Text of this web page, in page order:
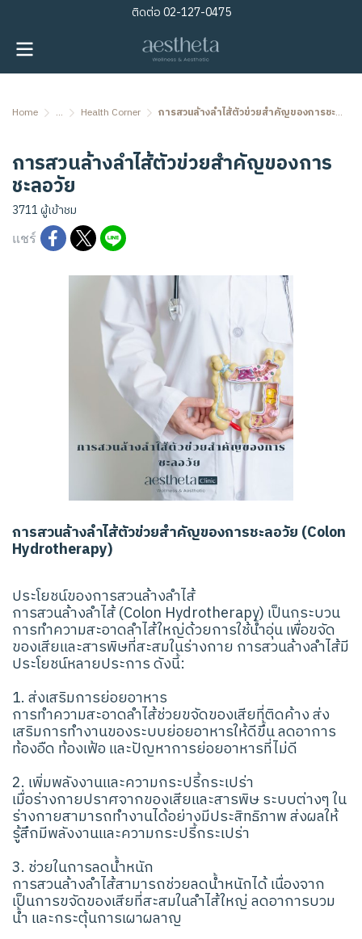
ติดต่อ02-127-0475
Home ... Health Corner การสวนล้างลำไส้ตัวข่วยสำคัญของการชะลอวัย
การสวนล้างลำไส้ตัวข่วยสำคัญของการ
ชะลอวัย
3711 ผู้เข้าชม
แชร์
การสวนล้างลำไส้ตัวข่วยสำคัญของการชะลอวัย (Colon
Hydrotherapy)
ประโยชน์ของการสวนล้างลำไส้
การสวนล้างลำไส้ (Colon Hydrotherapy) เป็นกระบวน
การทำความสะอาดลำไส้ใหญ่ด้วยการใช้น้ำอุ่น เพื่อขจัด
ของเสียและสารพิษที่สะสมในร่างกาย การสวนล้างลำไส้มี
ประโยชน์หลายประการ ดังนี้:
1. ส่งเสริมการย่อยอาหาร
การทำความสะอาดลำไส้ช่วยขจัดของเสียที่ติดค้าง ส่ง
เสริมการทำงานของระบบย่อยอาหารให้ดีขึ้น ลดอาการ
ท้องอืด ท้องเฟ้อ และปัญหาการย่อยอาหารที่ไม่ดี
2. เพิ่มพลังงานและความกระปรี้กระเปร่า
เมื่อร่างกายปราศจากของเสียและสารพิษ ระบบต่างๆ ใน
ร่างกายสามารถทำงานได้อย่างมีประสิทธิภาพ ส่งผลให้
รู้สึกมีพลังงานและความกระปรี้กระเปร่า
3. ช่วยในการลดน้ำหนัก
การสวนล้างลำไส้สามารถช่วยลดน้ำหนักได้ เนื่องจาก
เป็นการขจัดของเสียที่สะสมในลำไส้ใหญ่ ลดอาการบวม
น้ำ และกระตุ้นการเผาผลาญ